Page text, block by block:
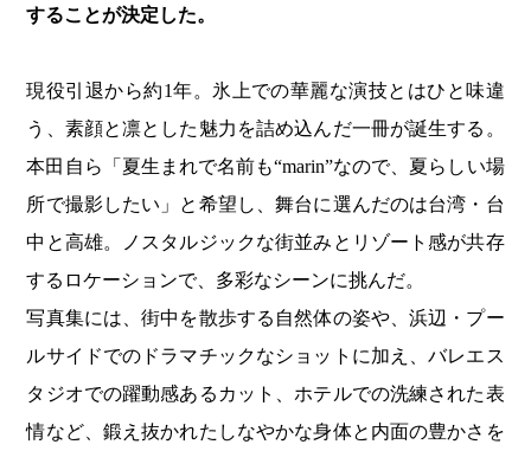
することが決定した。
現役引退から約1年。氷上での華麗な演技とはひと味違
う、素顔と凛とした魅力を詰め込んだ一冊が誕生する。
本田自ら「夏生まれで名前も“marin”なので、夏らしい場
所で撮影したい」と希望し、舞台に選んだのは台湾・台
中と高雄。ノスタルジックな街並みとリゾート感が共存
するロケーションで、多彩なシーンに挑んだ。
写真集には、街中を散歩する自然体の姿や、浜辺・プー
ルサイドでのドラマチックなショットに加え、バレエス
タジオでの躍動感あるカット、ホテルでの洗練された表
情など、鍛え抜かれたしなやかな身体と内面の豊かさを